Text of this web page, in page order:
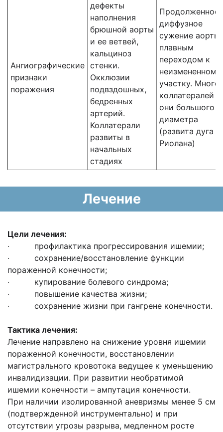
Ангиографические
признаки
поражения
дефекты
наполнения
брюшной аорты
и ее ветвей,
кальциноз
стенки.
Окклюзии
подвздошных,
бедренных
артерий.
Коллатерали
развиты в
начальных
стадиях
Продолженное
диффузное
сужение аорты
плавным
переходом к
неизмененному
участку. Много
коллатералей и
они большого
диаметра
(развита дуга
Риолана)
Лечение
Цели лечения:
· профилактика прогрессирования ишемии;
· сохранение/восстановление функции
пораженной конечности;
· купирование болевого синдрома;
· повышение качества жизни;
· сохранение жизни при гангрене конечности.
Тактика лечения:
Лечение направлено на снижение уровня ишемии
пораженной конечности, восстановлении
магистрального кровотока ведущее к уменьшению
инвалидизации. При развитии необратимой
ишемии конечности – ампутация конечности.
При наличии изолированной аневризмы менее 5 см
(подтвержденной инструментально) и при
отсутствии угрозы разрыва, медленном росте